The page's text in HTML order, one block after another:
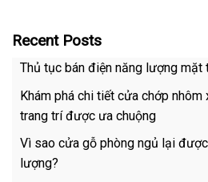
Recent Posts
Thủ tục bán điện năng lượng mặt
Khám phá chi tiết cửa chớp
trang trí được ưa chuộng
Vì sao cửa gỗ phòng ngủ lại
lượng?